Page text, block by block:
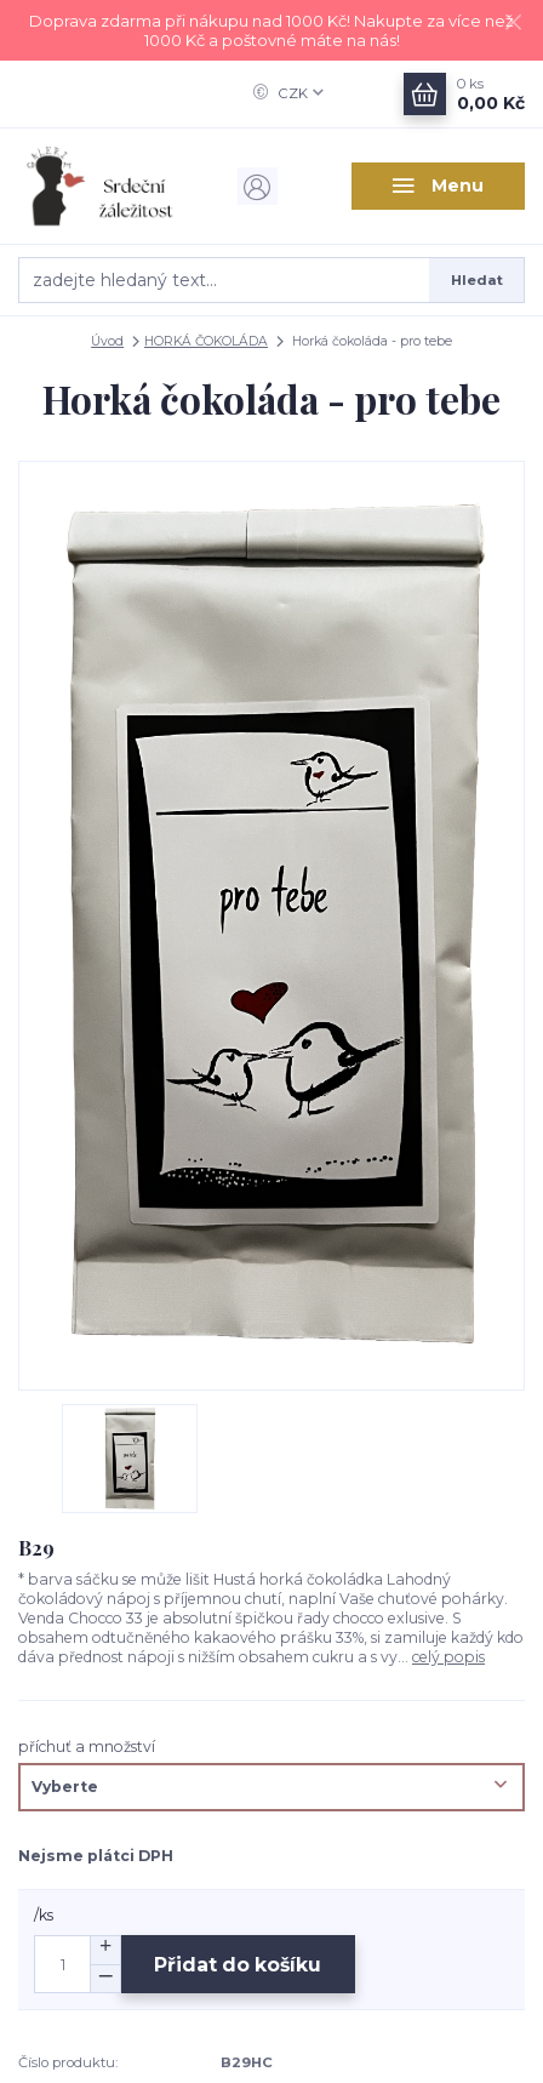
Doprava zdarma při nákupu nad 1000 Kč! Nakupte za více než
1000 Kč a poštovné máte na nás!
Menu
CZK
Hledat
0 ks
0,00 Kč
Úvod HORKÁ ČOKOLÁDA Horká čokoláda - pro tebe
Horká čokoláda - pro tebe
B29
* barva sáčku se může lišit Hustá horká čokoládka Lahodný
čokoládový nápoj s příjemnou chutí, naplní Vaše chuťové pohárky.
Venda Chocco 33 je absolutní špičkou řady chocco exlusive. S
obsahem odtučněného kakaového prášku 33%, si zamiluje každý kdo
dáva přednost nápoji s nižším obsahem cukru a s vy... celý popis
příchuť a množství
Nejsme plátci DPH
/ks
Přidat do košíku
Číslo produktu: B29HC